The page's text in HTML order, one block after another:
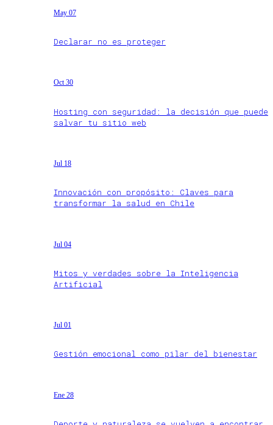
May 07
Declarar no es proteger
Oct 30
Hosting con seguridad: la decisión que puede
salvar tu sitio web
Jul 18
Innovación con propósito: Claves para
transformar la salud en Chile
Jul 04
Mitos y verdades sobre la Inteligencia
Artificial
Jul 01
Gestión emocional como pilar del bienestar
Ene 28